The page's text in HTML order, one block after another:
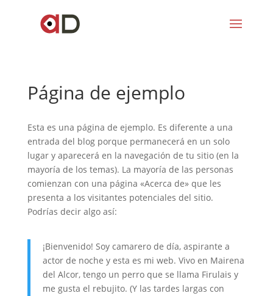
Página de ejemplo
Esta es una página de ejemplo. Es diferente a una
entrada del blog porque permanecerá en un solo
lugar y aparecerá en la navegación de tu sitio (en la
mayoría de los temas). La mayoría de las personas
comienzan con una página «Acerca de» que les
presenta a los visitantes potenciales del sitio.
Podrías decir algo así:
¡Bienvenido! Soy camarero de día, aspirante a
actor de noche y esta es mi web. Vivo en Mairena
del Alcor, tengo un perro que se llama Firulais y
me gusta el rebujito. (Y las tardes largas con